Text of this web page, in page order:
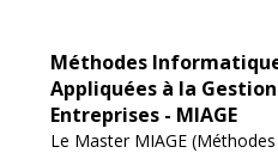
Méthodes
Appliquées à la
Entreprises - MIAGE
Le Master MIAGE